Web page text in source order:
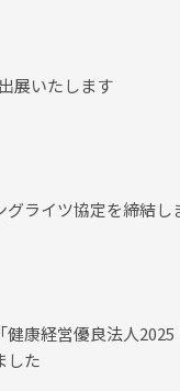
展いたします
グライツ協定を締結し
健康経営優良法人
した